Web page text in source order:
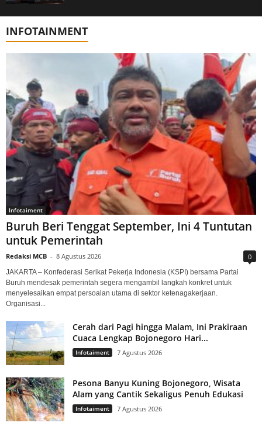
INFOTAINMENT
Infotaiment
Buruh Beri Tenggat September, Ini 4 Tuntutan
untuk Pemerintah
Redaksi MCB - 8 Agustus 2026 0
JAKARTA – Konfederasi Serikat Pekerja Indonesia (KSPI) bersama Partai
Buruh mendesak pemerintah segera mengambil langkah konkret untuk
menyelesaikan empat persoalan utama di sektor ketenagakerjaan.
Organisasi...
Cerah dari Pagi hingga Malam, Ini Prakiraan
Cuaca Lengkap Bojonegoro Hari...
Infotaiment 7 Agustus 2026
Pesona Banyu Kuning Bojonegoro, Wisata
Alam yang Cantik Sekaligus Penuh Edukasi
Infotaiment 7 Agustus 2026